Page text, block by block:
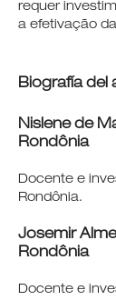
requer
a efetivação
Biografía del
Nislene de
Rondônia
Docente e
Rondônia.
Josemir
Rondônia
Docente e